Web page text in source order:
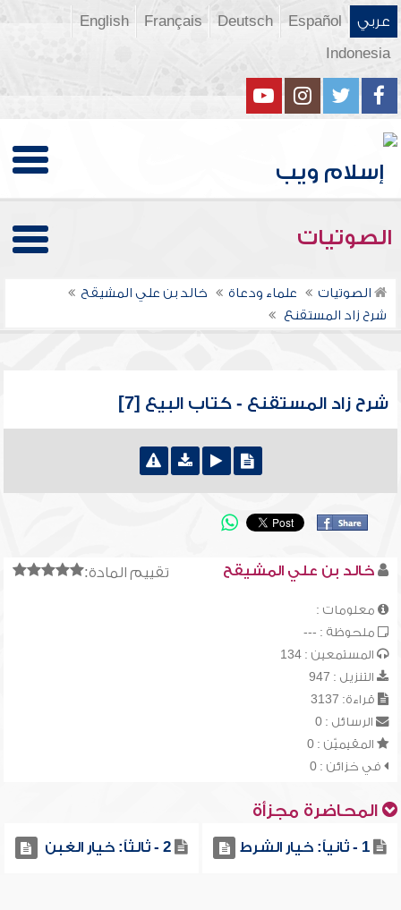
عربي Español
Deutsch
Français
English
Indonesia
الصوتيات
الصوتيات علماء ودعاة
خالد بن علي المشيقح
شرح زاد المستقنع
شرح زاد المستقنع - كتاب البيع [7]
تقييم المادة: خالد بن علي المشيقح
معلومات :
ملحوظة : ---
المستمعين : 134
التنزيل : 947
قراءة: 3137
الرسائل : 0
المقيميّن : 0
في خزائن : 0
المحاضرة مجزأة
1 - ثانياً: خيار الشرط 2 - ثالثاً: خيار الغبن